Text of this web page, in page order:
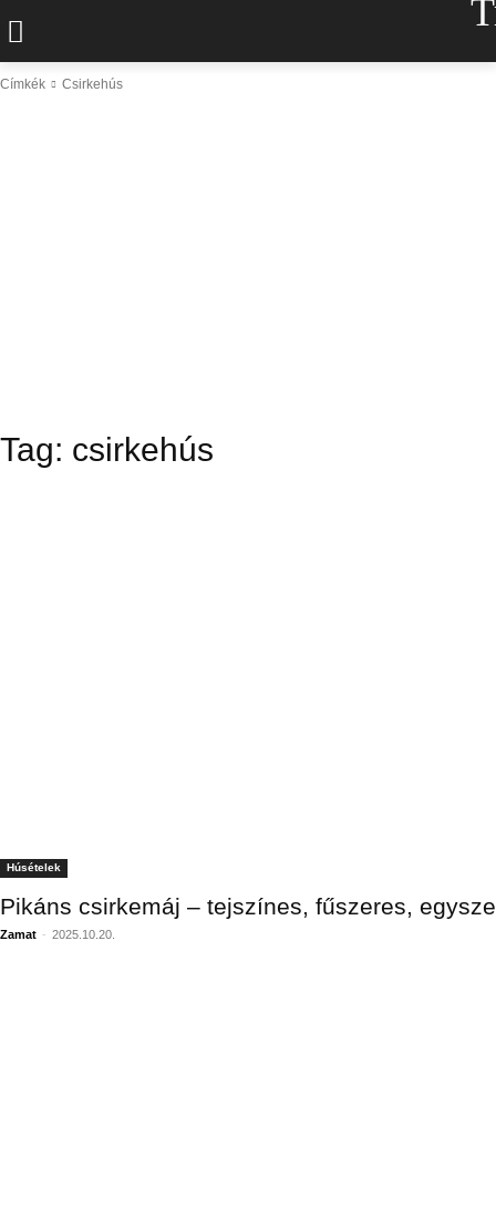
Címkék Csirkehús
Tag: csirkehús
Húsételek
Pikáns csirkemáj – tejszínes, fűszeres,
Zamat - 2025.10.20.